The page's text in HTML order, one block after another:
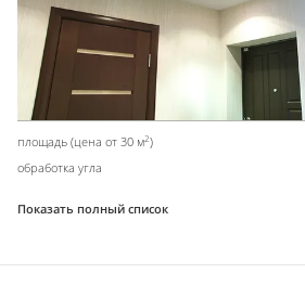
площадь (цена от 30 м2)
обработка угла
Показать полный список